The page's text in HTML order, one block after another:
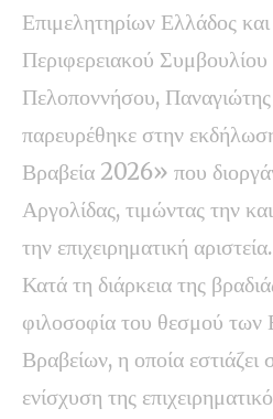
Επιμελητηρίων Ελλάδος
Περιφερειακού
Πελοποννήσου,
παρευρέθηκε στην
Βραβεία 2026» που
Αργολίδας, τιμώντας την
την επιχειρηματική αριστεία.
Κατά τη διάρκεια της
φιλοσοφία του θεσμού των
Βραβείων, η οποία εστιάζει
ενίσχυση της